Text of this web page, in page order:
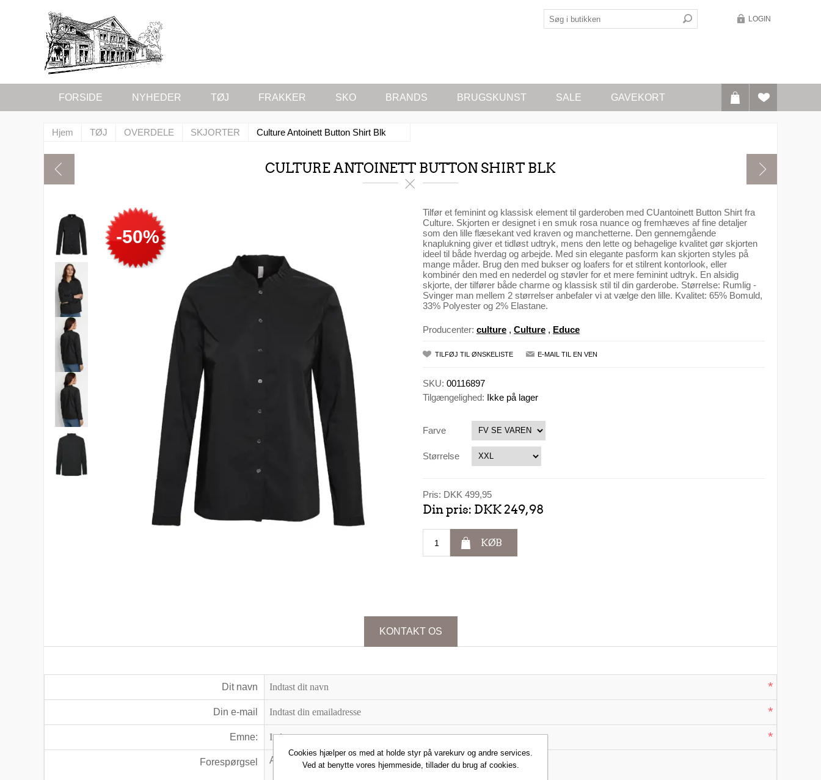
LOGIN
FORSIDE NYHEDER TØJ FRAKKER SKO BRANDS BRUGSKUNST SALE GAVEKORT
Hjem TØJ OVERDELE SKJORTER Culture Antoinett Button Shirt Blk
CULTURE ANTOINETT BUTTON SHIRT BLK
-50%
Tilfør et feminint og klassisk element til garderoben med CUantoinett Button Shirt fra
Culture. Skjorten er designet i en smuk rosa nuance og fremhæves af fine detaljer
som den lille flæsekant ved kraven og manchetterne. Den gennemgående
knaplukning giver et tidløst udtryk, mens den lette og behagelige kvalitet gør skjorten
ideel til både hverdag og arbejde. Med sin elegante pasform kan skjorten styles på
mange måder. Brug den med bukser og loafers for et stilrent kontorlook, eller
kombinér den med en nederdel og støvler for et mere feminint udtryk. En alsidig
skjorte, der tilfører både charme og klassisk stil til din garderobe. Størrelse: Rumlig -
Svinger man mellem 2 størrelser anbefaler vi at vælge den lille. Kvalitet: 65% Bomuld,
33% Polyester og 2% Elastane.
Producenter: culture , Culture , Educe
TILFØJ TIL ØNSKELISTE E-MAIL TIL EN VEN
SKU: 00116897
Tilgængelighed: Ikke på lager
Farve
Størrelse
Pris: DKK 499,95
Din pris: DKK 249,98
KØB
KONTAKT OS
Dit navn *
Din e-mail *
Emne: *
Forespørgsel
Cookies hjælper os med at holde styr på varekurv og andre services.
Ved at benytte vores hjemmeside, tillader du brug af cookies.